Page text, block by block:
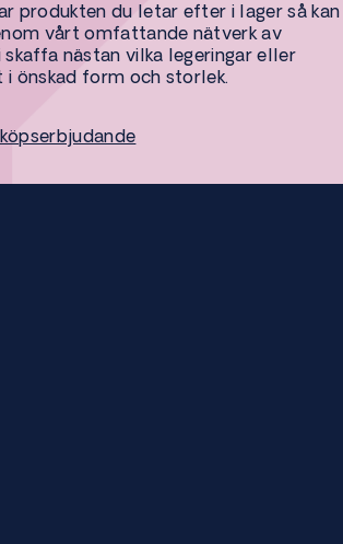
produkten du letar efter i lager så kan
vårt omfattande nätverk av
nästan vilka legeringar eller
önskad form och storlek.